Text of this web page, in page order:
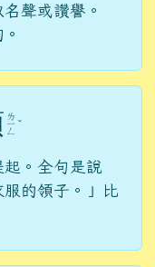
聲或讚譽。
ㄌ
ㄧ
ㄥ
ˇ
。全句是說
服的領子。」比